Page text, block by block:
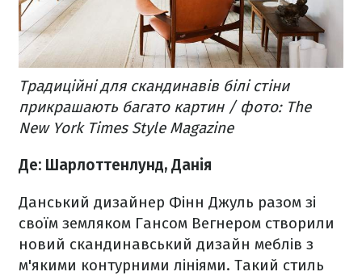
Традиційні для скандинавів білі стіни
прикрашають багато картин / фото: The
New York Times Style Magazine
Де: Шарлоттенлунд, Данія
Данський дизайнер Фінн Джуль разом зі
своїм земляком Гансом Вегнером створили
новий скандинавський дизайн меблів з
м'якими контурними лініями. Такий стиль